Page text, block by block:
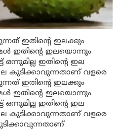
ഇതിന്റെ ഇലക്കും
ഇതിന്റെ ഇലയൊന്നും
ഇതിന്റെ ഇല
കുടിക്കാവുന്നതാണ് വളരെ
ഇതിന്റെ ഇലക്കും
ഇതിന്റെ ഇലയൊന്നും
ഇതിന്റെ ഇല
കുടിക്കാവുന്നതാണ് വളരെ